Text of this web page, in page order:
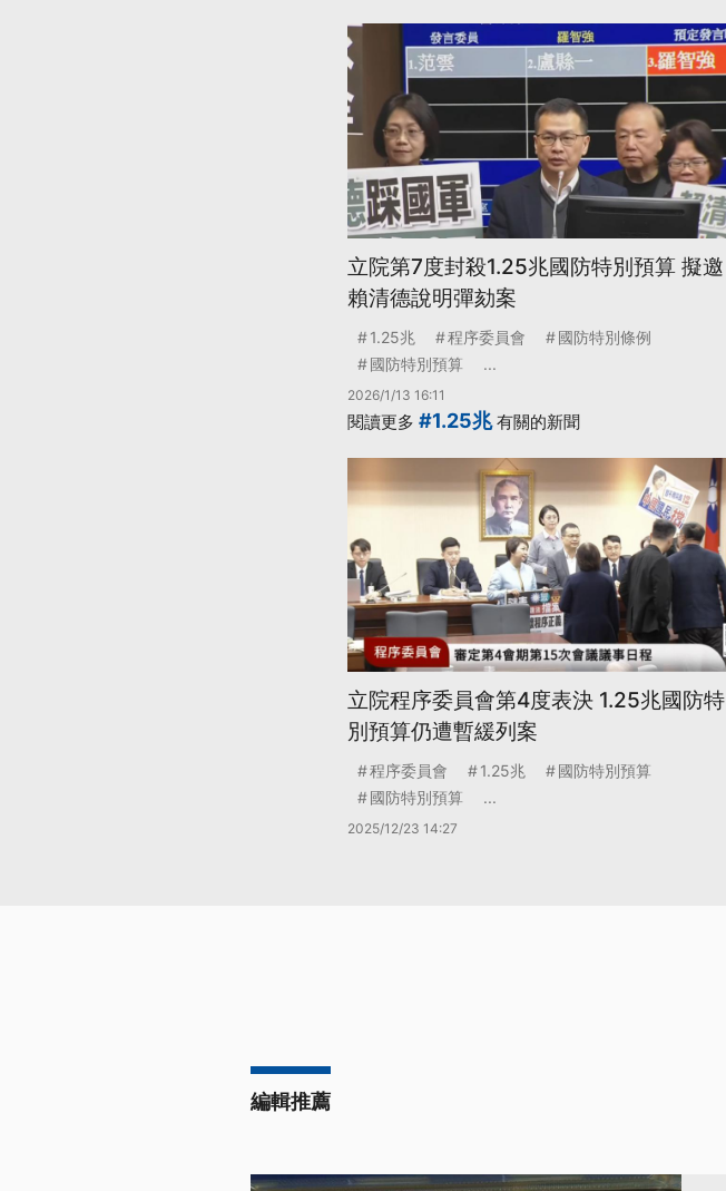
立院第7度封殺1.25兆國防特別預算 擬邀
賴清德說明彈劾案
1.25兆 程序委員會
國防特別條例
國防特別預算
...
2026/1/13 16:11
閱讀更多 #1.25兆有關的新聞
立院程序委員會第4度表決 1.25兆國防特
別預算仍遭暫緩列案
程序委員會 1.25兆
國防特別預算
國防特別預算
...
2025/12/23 14:27
編輯推薦